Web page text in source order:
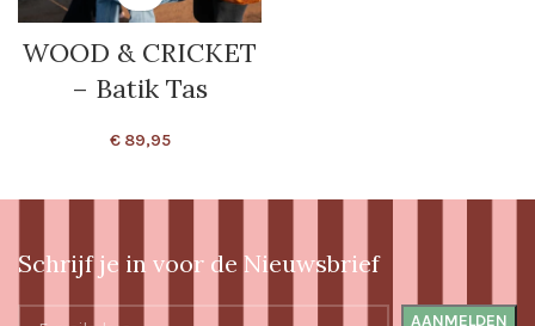
WOOD & CRICKET
– Batik Tas
€89,95
Schrijf je in voor de Nieuwsbrief